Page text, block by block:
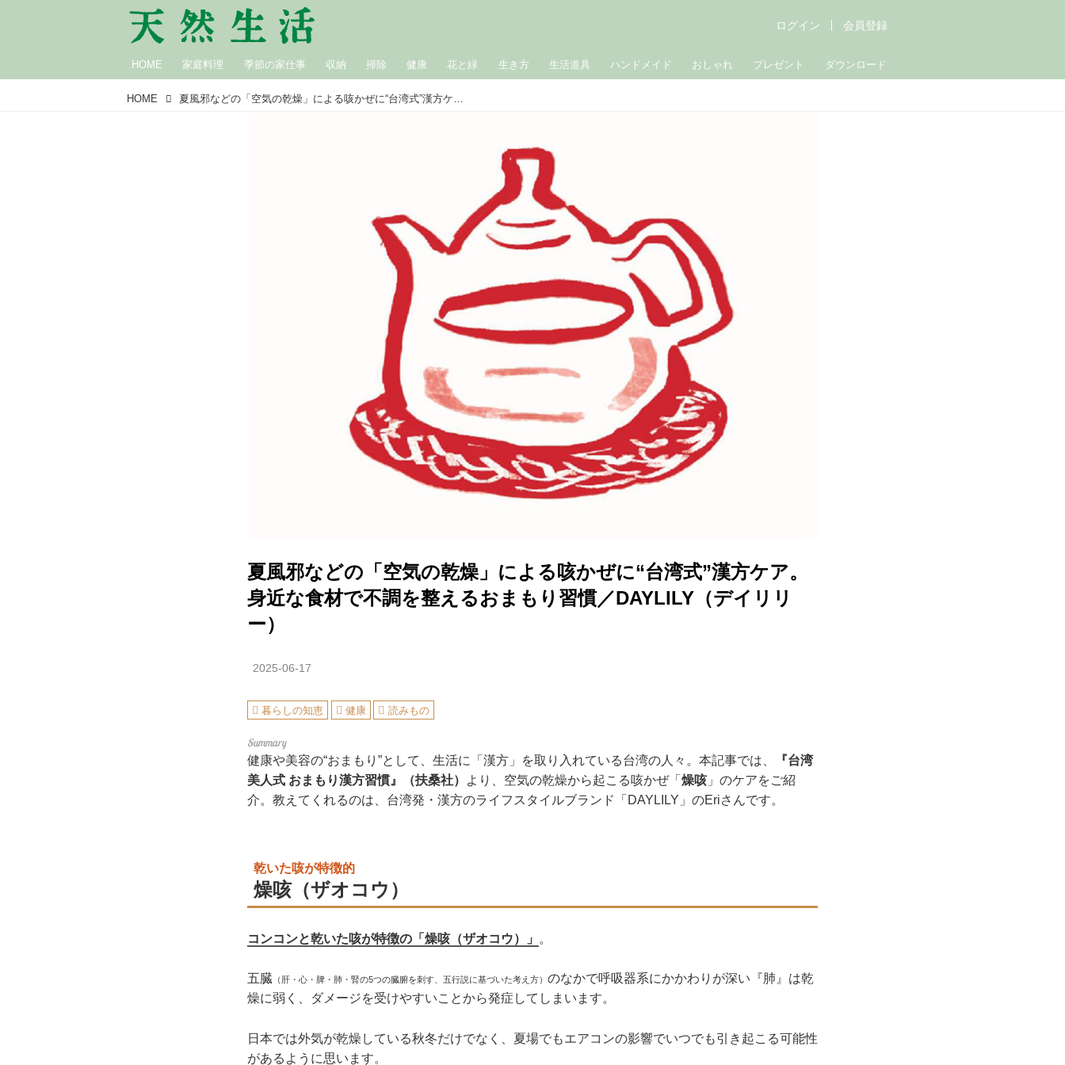
HOME 家庭料理 季節の家仕事 収納 掃除 健康 花と緑 生き方 生活道具 ハンドメイド おしゃれ プレゼント ダウンロード
ログイン 会員登録
HOME 夏風邪などの「空気の乾燥」による咳かぜに“台湾式”漢方ケア。身近な食材で不調を整えるおまもり習慣／DAYLILY（デイリリー）
夏風邪などの「空気の乾燥」による咳かぜに“台湾式”漢方ケア。
身近な食材で不調を整えるおまもり習慣／DAYLILY（デイリリ
ー）
2025-06-17
暮らしの知恵 健康 読みもの
健康や美容の“おまもり”として、生活に「漢方」を取り入れている台湾の人々。本記事では、
『台湾
美人式 おまもり漢方習慣』（扶桑社）
より、空気の乾燥から起こる咳かぜ「 燥咳 」のケアをご紹
介。教えてくれるのは、台湾発・漢方のライフスタイルブランド「DAYLILY」のEriさんです。
乾いた咳が特徴的
燥咳（ザオコウ）
コンコンと乾いた咳が特徴の「燥咳（ザオコウ）」 。
五臓 （肝・心・脾・肺・腎の5つの臓腑を刺す、五行説に基づいた考え方） のなかで呼吸器系にかかわりが深い『肺』は乾
燥に弱く、ダメージを受けやすいことから発症してしまいます。
日本では外気が乾燥している秋冬だけでなく、夏場でもエアコンの影響でいつでも引き起こる可能性
があるように思います。